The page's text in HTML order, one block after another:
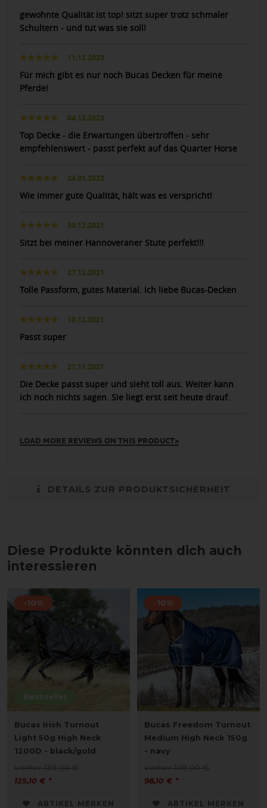
gewohnte Qualität ist top! sitzt super trotz schmaler
Schultern - und tut was sie soll!
11.12.2023
Für mich gibt es nur noch Bucas Decken für meine
Pferde!
04.12.2023
Top Decke - die Erwartungen übertroffen - sehr
empfehlenswert - passt perfekt auf das Quarter Horse
24.01.2023
Wie immer gute Qualität, hält was es verspricht!
30.12.2021
Sitzt bei meiner Hannoveraner Stute perfekt!!!
27.12.2021
Tolle Passform, gutes Material. Ich liebe Bucas-Decken
10.12.2021
Passt super
27.11.2021
Die Decke passt super und sieht toll aus. Weiter kann
ich noch nichts sagen. Sie liegt erst seit heute drauf.
LOAD MORE REVIEWS ON THIS PRODUCT>
DETAILS ZUR PRODUKTSICHERHEIT
Diese Produkte könnten dich auch
interessieren
Bestseller
-10%
Bucas Irish Turnout
Light 50g High Neck
1200D - black/gold
vorher 139,00 €
125,10 € *
ARTIKEL MERKEN
-10%
Bucas Freedom Turnout
Medium High Neck 150g
- navy
vorher 109,00 €
98,10 € *
ARTIKEL MERKEN